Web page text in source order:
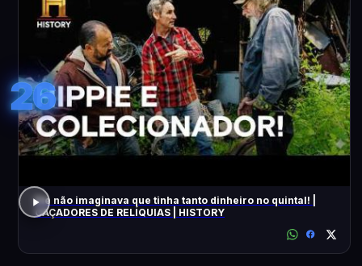
26
Ele não imaginava que tinha tanto dinheiro no quintal! |
CAÇADORES DE RELÍQUIAS | HISTORY